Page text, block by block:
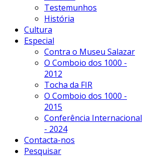
Testemunhos
História
Cultura
Especial
Contra o Museu Salazar
O Comboio dos 1000 -
2012
Tocha da FIR
O Comboio dos 1000 -
2015
Conferência Internacional
- 2024
Contacta-nos
Pesquisar